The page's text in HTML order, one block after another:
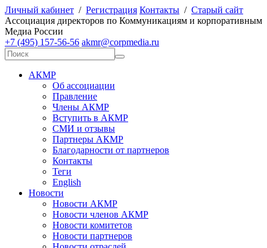
Личный кабинет / Регистрация Контакты / Старый сайт
Ассоциация директоров по Коммуникациям и корпоративным
Медиа России
+7 (495) 157-56-56 akmr@corpmedia.ru
АКМР
Об ассоциации
Правление
Члены АКМР
Вступить в АКМР
СМИ и отзывы
Партнеры АКМР
Благодарности от партнеров
Контакты
Теги
English
Новости
Новости АКМР
Новости членов АКМР
Новости комитетов
Новости партнеров